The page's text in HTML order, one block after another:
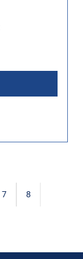
7 8